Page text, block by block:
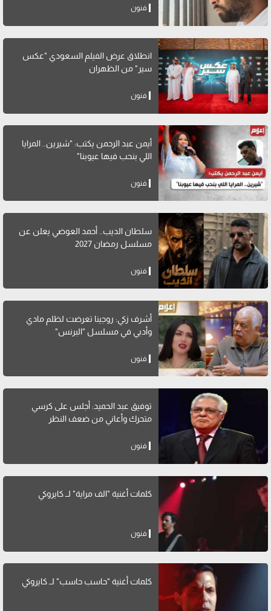
فنون
انطلاق عرض الفيلم السعودي "عكس
سير" من الظهران
فنون
أيمن عبد الرحمن يكتب: "شيرين.. المرايا
اللي بنحب فيها عيوبنا"
فنون
سلطان الديب.. أحمد العوضي يعلن عن
مسلسل رمضان 2027
فنون
أشرف زكي: روجينا تعرضت لظلم مادي
وأدبي في مسلسل "البرنس"
فنون
توفيق عبد الحميد: أجلس على كرسي
متحرك وأعاني من ضعف النظر
فنون
كلمات أغنية "الف مراية" لــ كايروكي
فنون
كلمات أغنية "حاسب حاسب" لــ كايروكي